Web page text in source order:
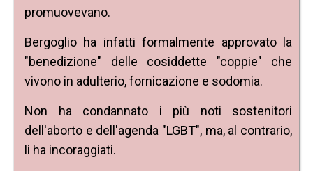
promuovevano.
Bergoglio ha infatti formalmente approvato la
"benedizione" delle cosiddette "coppie" che
vivono in adulterio, fornicazione e sodomia.
Non ha condannato i più noti sostenitori
dell'aborto e dell'agenda "LGBT", ma, al contrario,
li ha incoraggiati.